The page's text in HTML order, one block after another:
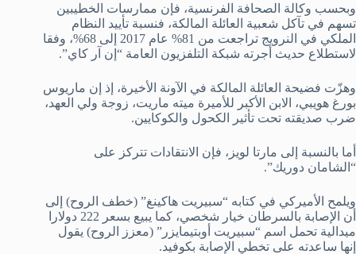
وبحسب وكالة الصحافة الفرنسية، فإن ممارسات الخطيبين
تسهم في تآكل شعبية العائلة المالكة، فنسبة تأييد النظام
الملكي في النرويج تراجعت من 81% عام 2017 إلى 68%، وفقا
لاستطلاع حديث أجرته شبكة التلفزيون العامة “إن آر كاي”.
وهزّت فضيحة العائلة المالكة في الآونة الأخيرة، إذ إن ماريوس
بورغ هويبي، الابن الأكبر للأميرة ميته ماريت، زوجة ولي العهد،
ضرب صديقته تحت تأثير الكحول والكوكايين.
أما بالنسبة إلى مارتا لويز، فإن الانتقادات تتركز على
“الشامان دوريك”.
ويلمح الأميركي في كتابه “سبيريت هاكينغ” (خطف الروح) إلى
أن الإصابة بالسرطان خيار شخصي، كما يبيع بسعر 222 دولارا
ميدالية تحمل اسم “سبيريت أوبتيمايزر” (معزز الروح) يقول
إنها ساعدته على تخطي الإصابة بكوفيد.